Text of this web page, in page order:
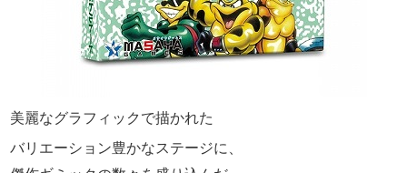
美麗なグラフィックで描かれた
バリエーション豊かなステージに、